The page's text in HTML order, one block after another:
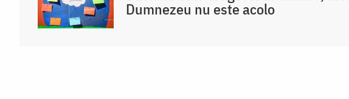
Dumnezeu nu este acolo